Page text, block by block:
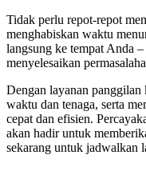
Tidak perlu repot-repot
menghabiskan waktu
langsung ke tempat Anda
menyelesaikan
Dengan layanan panggilan
waktu dan tenaga, serta
cepat dan efisien.
akan hadir untuk
sekarang untuk jadwalkan